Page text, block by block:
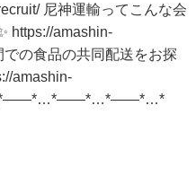
尼神運輸ってこんな会
https://amashin-
の食品の共同配送をお探
amashin-